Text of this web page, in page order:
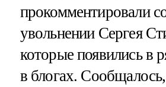
прокомментировали
увольнении Сергея
которые появились
в блогах.